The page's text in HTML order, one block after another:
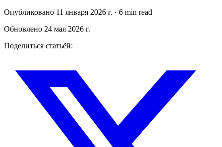
Опубликовано 11 января 2026 г. · 6 min read
Обновлено 24 мая 2026 г.
Поделиться статьёй: